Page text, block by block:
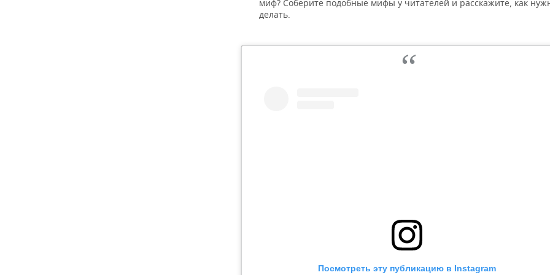
миф? Соберите подобные мифы у читателей и расскажите, как
делать.
Посмотреть эту публикацию в Instagram